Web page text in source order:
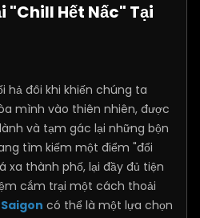
"Chill Hết Nấc" Tại
hả đôi khi khiến chúng ta
mình vào thiên nhiên, được
và tạm gác lại những bộn
tìm kiếm một điểm "đổi
xa thành phố, lại đầy đủ tiện
cắm trại một cách thoải
có thể là một lựa chọn